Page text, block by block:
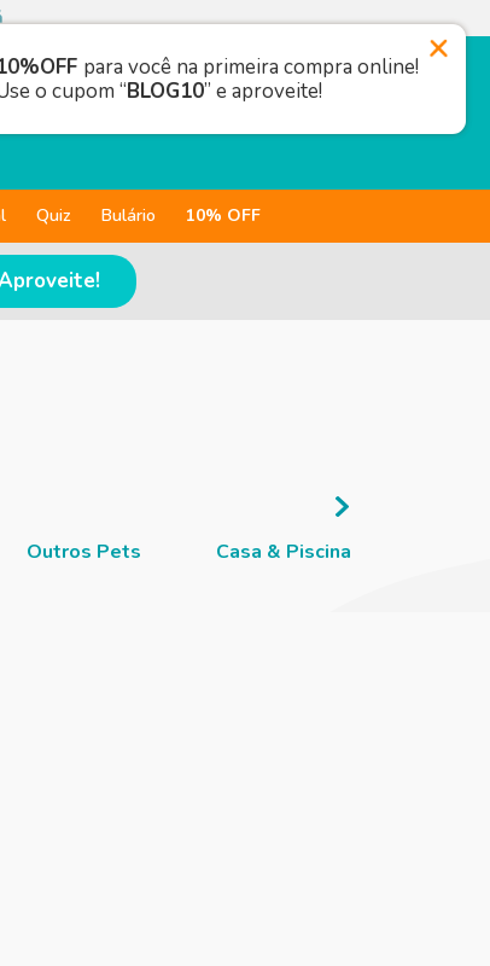
Quiz Bulário 10% OFF
Outros Pets Casa & Piscina
para você na primeira compra online!
o cupom “BLOG10” e aproveite!